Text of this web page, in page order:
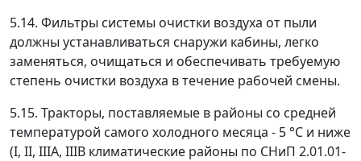
5.14. Фильтры системы очистки воздуха от пыли
должны устанавливаться снаружи кабины, легко
заменяться, очищаться и обеспечивать требуемую
степень очистки воздуха в течение рабочей смены.
5.15. Тракторы, поставляемые в районы со средней
температурой самого холодного месяца - 5 °С и ниже
(I, II, IIIA, IIIB климатические районы по СНиП 2.01.01-